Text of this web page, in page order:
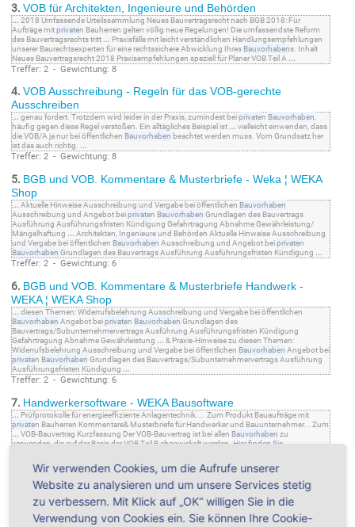
3. VOB für Architekten, Ingenieure und Behörden
... 2018 Umfassende Urteilssammlung Neues Bauvertragsrecht nach BGB 2018: Für
Aufträge mitprivaten Bauherren gelten völlig neue Regelungen! Die umfassendste Reform
des Bauvertragsrechts tritt ... Praxisfälle mit leicht verständlichen Handlungsempfehlungen
unserer Baurechtsexperten für eine rechtssichere Abwicklung Ihres Bauvorhabens. Inhalt
Neues Bauvertragsrecht 2018 Praxisempfehlungen speziell für Planer VOB Teil A ...
Treffer: 2 - Gewichtung: 8
4. VOB Ausschreibung - Regeln für das VOB-gerechte
Ausschreiben
... genau fordert. Trotzdem wird leider in der Praxis, zumindest beiprivaten Bauvorhaben,
häufig gegen diese Regel verstoßen. Ein alltägliches Beispiel ist ... vielleicht einwenden, dass
die VOB/A ja nur bei öffentlichen Bauvorhaben beachtet werden muss. Vom Grundsatz her
ist das auch richtig. ...
Treffer: 2 - Gewichtung: 8
5. BGB und VOB. Kommentare & Musterbriefe - Weka ¦ WEKA
Shop
... Aktuelle Hinweise Ausschreibung und Vergabe bei öffentlichen Bauvorhaben
Ausschreibung und Angebot beiprivaten Bauvorhaben Grundlagen des Bauvertrags
Ausführung Ausführungsfristen Kündigung Gefahrtragung Abnahme Gewährleistung/
Mängelhaftung ... Architekten, Ingenieure und Behörden Aktuelle Hinweise Ausschreibung
und Vergabe bei öffentlichen Bauvorhaben Ausschreibung und Angebot beiprivaten
Bauvorhaben Grundlagen des Bauvertrags Ausführung Ausführungsfristen Kündigung ...
Treffer: 2 - Gewichtung: 6
6. BGB und VOB. Kommentare & Musterbriefe Handwerk -
WEKA ¦ WEKA Shop
... diesen Themen: Widerrufsbelehrung Ausschreibung und Vergabe bei öffentlichen
Bauvorhaben Angebot beiprivaten Bauvorhaben Grundlagen des
Bauvertrags/Subunternehmervertrags Ausführung Ausführungsfristen Kündigung
Gefahrtragung Abnahme Gewährleistung ... & Praxis-Hinweise zu diesen Themen:
Widerrufsbelehrung Ausschreibung und Vergabe bei öffentlichen Bauvorhaben Angebot bei
privaten Bauvorhaben Grundlagen des Bauvertrags/Subunternehmervertrags Ausführung
Ausführungsfristen Kündigung ...
Treffer: 2 - Gewichtung: 6
7. Handwerkersoftware - WEKA Bausoftware
... Prüfprotokolle für energieeffiziente Anlagentechnik.... Zum Produkt Bauaufträge mit
privaten Bauherren Kommentare& Musterbriefe für Handwerker und Bauunternehmer... Zum
... VOB-Bauvertrag Kurzfassung Der VOB-Bauvertrag ist bei allen Bauvorhaben zu
verwenden, die auf der Basis der VOB Teil B abgewickelt werden. Hier finden Sie
BGB und VOB Kommentare & Musterbriefe für Handwerker
und Bauunternehmer
diesen Themen: Widerrufsbelehrung Ausschreibung und Vergabe bei öffentlichen
Bauvorhaben
privaten Bauvorhaben
Grundlagen des
Bauvertrags/Subunternehmervertrags Ausführung Ausführungsfristen Kündigung
Wir verwenden Cookies, um die Aufrufe unserer
Website zu analysieren und um unsere Services stetig
zu verbessern. Mit Klick auf „OK“ willigen Sie in die
Verwendung von Cookies ein. Sie können Ihre Cookie-